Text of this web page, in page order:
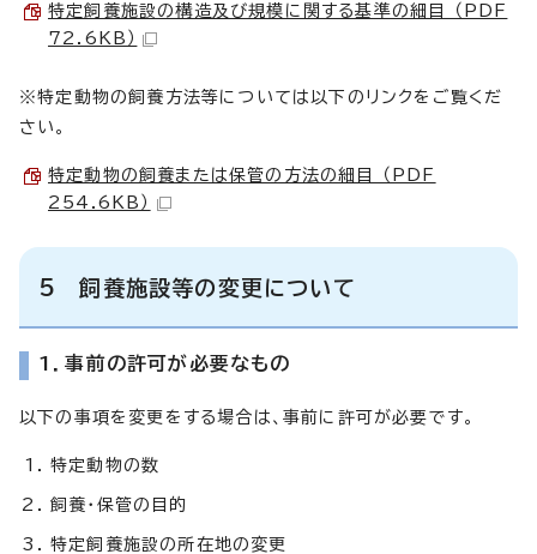
特定飼養施設の構造及び規模に関する基準の細目 （PDF
72.6KB）
※特定動物の飼養方法等については以下のリンクをご覧くだ
さい。
特定動物の飼養または保管の方法の細目 （PDF
254.6KB）
5 飼養施設等の変更について
1．事前の許可が必要なもの
以下の事項を変更をする場合は、事前に許可が必要です。
特定動物の数
飼養・保管の目的
特定飼養施設の所在地の変更